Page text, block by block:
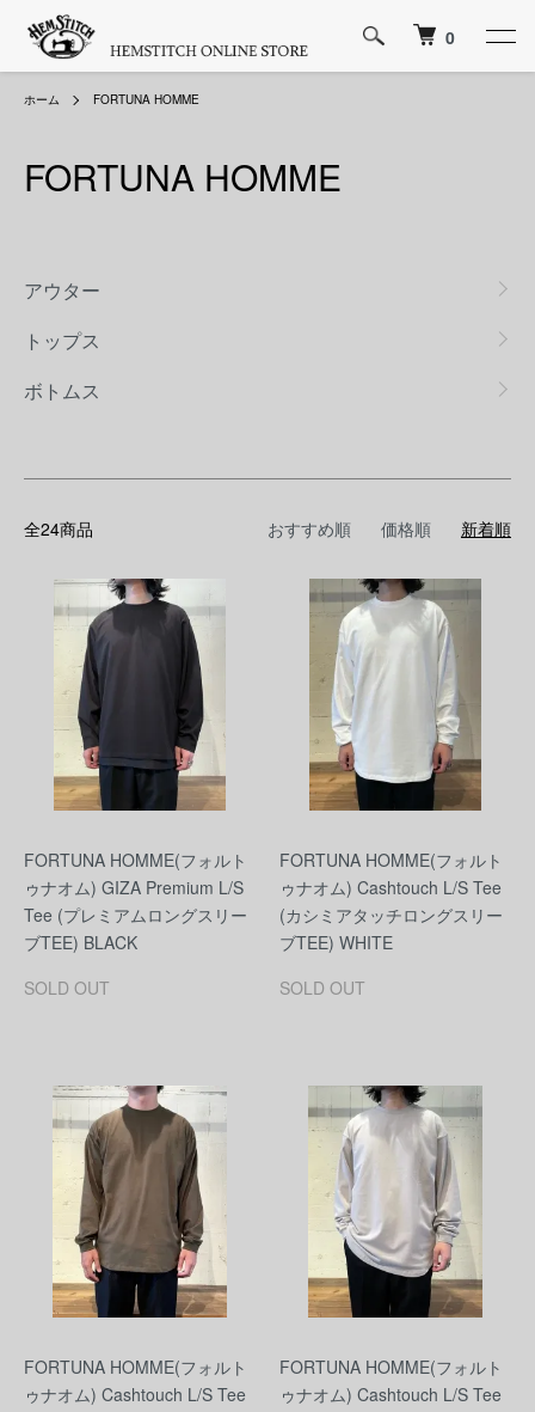
0
ホーム FORTUNA HOMME
FORTUNA HOMME
アウター
トップス
ボトムス
全24商品 おすすめ順 価格順 新着順
FORTUNA HOMME(フォルト
ゥナオム) GIZA Premium L/S
Tee (プレミアムロングスリー
ブTEE) BLACK
SOLD OUT
FORTUNA HOMME(フォルト
ゥナオム) Cashtouch L/S Tee
(カシミアタッチロングスリー
ブTEE) WHITE
SOLD OUT
FORTUNA HOMME(フォルト
ゥナオム) Cashtouch L/S Tee
FORTUNA HOMME(フォルト
ゥナオム) Cashtouch L/S Tee